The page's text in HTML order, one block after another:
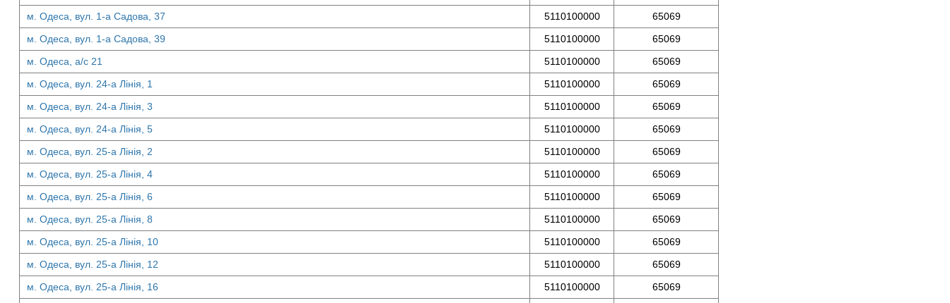
м. Одеса, вул. 1-а Садова, 37
5110100000
65069
м. Одеса, вул. 1-а Садова, 39
5110100000
65069
м. Одеса, а/с 21
5110100000
65069
м. Одеса, вул. 24-а Лінія, 1
5110100000
65069
м. Одеса, вул. 24-а Лінія, 3
5110100000
65069
м. Одеса, вул. 24-а Лінія, 5
5110100000
65069
м. Одеса, вул. 25-а Лінія, 2
5110100000
65069
м. Одеса, вул. 25-а Лінія, 4
5110100000
65069
м. Одеса, вул. 25-а Лінія, 6
5110100000
65069
м. Одеса, вул. 25-а Лінія, 8
5110100000
65069
м. Одеса, вул. 25-а Лінія, 10
5110100000
65069
м. Одеса, вул. 25-а Лінія, 12
5110100000
65069
м. Одеса, вул. 25-а Лінія, 16
5110100000
65069